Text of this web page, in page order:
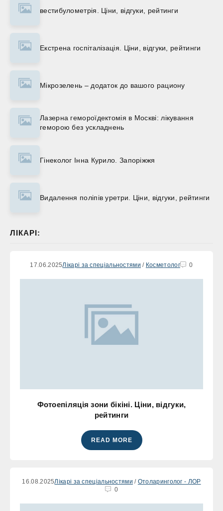
вестибулометрія. Ціни, відгуки, рейтинги
Екстрена госпіталізація. Ціни, відгуки, рейтинги
Мікрозелень – додаток до вашого рациону
Лазерна гемороїдектомія в Москві: лікування
геморою без ускладнень
Гінеколог Інна Курило. Запоріжжя
Видалення поліпів уретри. Ціни, відгуки, рейтинги
ЛІКАРІ:
17.06.2025Лікарі за спеціальностями / Косметолог 0
Фотоепіляція зони бікіні. Ціни, відгуки,
рейтинги
READ MORE
16.08.2025Лікарі за спеціальностями / Отоларинголог - ЛОР
0